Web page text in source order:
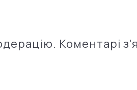
Коментарі